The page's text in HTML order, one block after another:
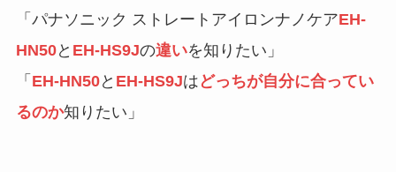
「パナソニック ストレートアイロンナノケアEH-
HN50と EH-HS9Jの違いを知りたい」
「 EH-HN50と EH-HS9Jは どっちが自分に合ってい
るのか知りたい」